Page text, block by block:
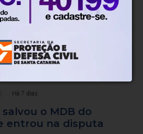
e não foi por
correr risco
do PP, apenas Altair Guidi
no projeto de João Rodrigues
Há 7 dias
o MDB do
entrou na disputa